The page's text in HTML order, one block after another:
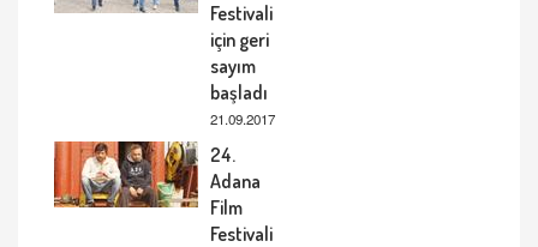
Festivali
için geri
sayım
başladı
21.09.2017
24.
Adana
Film
Festivali